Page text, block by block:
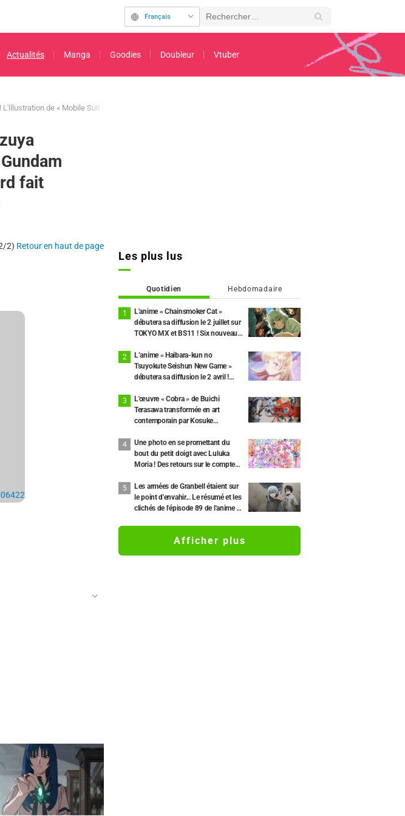
Français
Actualités Manga Goodies Doubleur Vtuber
de « Mobile Suit Gundam GQuuuuuuX » publiée avec 9 mois de retard fait sensation : « C'est tellement
fait
2) Retour en haut de page
Les plus lus
Quotidien Hebdomadaire
L'anime « Chainsmoker Cat »
débutera sa diffusion le 2 juillet sur
TOKYO MX et BS11 ! Six nouveaux
Misato Matsuoka pour le rôle de
Yaku Neko.
L’anime « Haibara-kun no
Tsuyokute Seishun New Game »
débutera sa diffusion le 2 avril !
trailer dévoilés.
L'œuvre « Cobra » de Buichi
Terasawa transformée en art
contemporain par Kosuke
ReVIBES Project »
Une photo en se promettant du
bout du petit doigt avec Luluka
Moria ! Des retours sur le compte
doublage Nao Tōyama après avoir
assisté au Dream Stage de « Star
Detective Precure! » : « C’est le W
Les armées de Granbell étaient sur
le point d'envahir... Le résumé et les
clichés de l'épisode 89 de l'anime «
Afficher plus